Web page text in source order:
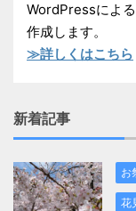
WordPressによ
作成します。
≫詳しくはこちら
新着記事
お
花